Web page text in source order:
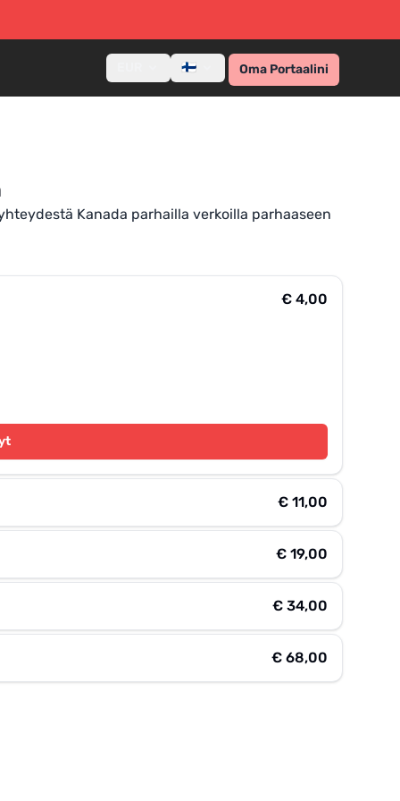
🇫🇮 Oma Portaalini
Kanada parhailla verkoilla parhaaseen
€ 4,00
€ 11,00
€ 19,00
€ 34,00
€ 68,00